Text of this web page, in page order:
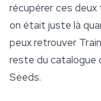
récupérer ces
on était juste là
peux retrouver
reste du catalogue
Seeds.